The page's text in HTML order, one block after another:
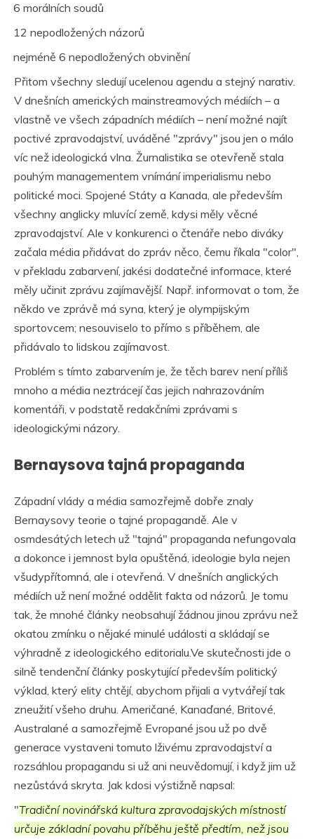
6 morálních soudů
12 nepodložených názorů
nejméně 6 nepodložených obvinění
Přitom všechny sledují ucelenou agendu a stejný narativ.
V dnešních amerických mainstreamových médiích – a
vlastně ve všech západních médiích – není možné najít
poctivé zpravodajství, uváděné "zprávy" jsou jen o málo
víc než ideologická vlna. Žurnalistika se otevřeně stala
pouhým managementem vnímání imperialismu nebo
politické moci. Spojené Státy a Kanada, ale především
všechny anglicky mluvící země, kdysi měly věcné
zpravodajství. Ale v konkurenci o čtenáře nebo diváky
začala média přidávat do zpráv něco, čemu říkala "color",
v překladu zabarvení, jakési dodatečné informace, které
měly učinit zprávu zajímavější. Např. informovat o tom, že
někdo ve zprávě má syna, který je olympijským
sportovcem; nesouviselo to přímo s příběhem, ale
přidávalo to lidskou zajímavost.
Problém s tímto zabarvením je, že těch barev není příliš
mnoho a média neztrácejí čas jejich nahrazováním
komentáři, v podstatě redakčními zprávami s
ideologickými názory.
Bernaysova tajná propaganda
Západní vlády a média samozřejmě dobře znaly
Bernaysovy teorie o tajné propagandě. Ale v
osmdesátých letech už "tajná" propaganda nefungovala
a dokonce i jemnost byla opuštěná, ideologie byla nejen
všudypřítomná, ale i otevřená. V dnešních anglických
médiích už není možné oddělit fakta od názorů. Je tomu
tak, že mnohé články neobsahují žádnou jinou zprávu než
okatou zmínku o nějaké minulé události a skládají se
výhradně z ideologického editorialu.Ve skutečnosti jde o
silně tendenční články poskytující především politický
výklad, který elity chtějí, abychom přijali a vytvářejí tak
zneužití všeho druhu. Američané, Kanaďané, Britové,
Australané a samozřejmě Evropané jsou už po dvě
generace vystaveni tomuto lživému zpravodajství a
rozsáhlou propagandu si už ani neuvědomují, i když jim už
nezůstává skryta. Jak kdosi výstižně napsal:
"Tradiční novinářská kultura zpravodajských místností
určuje základní povahu příběhu ještě předtím, než jsou